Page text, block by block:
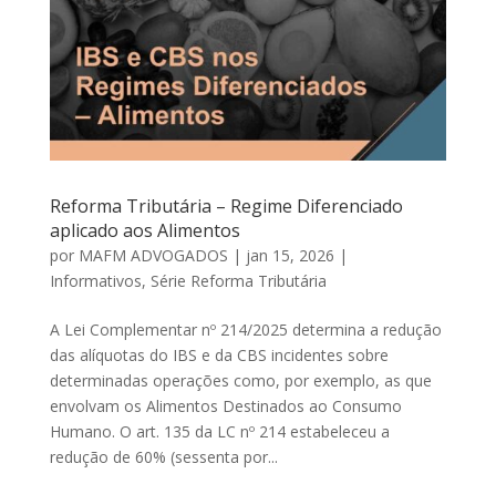
Reforma Tributária – Regime Diferenciado
aplicado aos Alimentos
por MAFM ADVOGADOS | jan 15, 2026 |
Informativos, Série Reforma Tributária
A Lei Complementar nº 214/2025 determina a redução
das alíquotas do IBS e da CBS incidentes sobre
determinadas operações como, por exemplo, as que
envolvam os Alimentos Destinados ao Consumo
Humano. O art. 135 da LC nº 214 estabeleceu a
redução de 60% (sessenta por...